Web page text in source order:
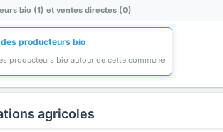
bio (1) et ventes directes (0)
producteurs bio
producteurs bio autour de cette commune
agricoles